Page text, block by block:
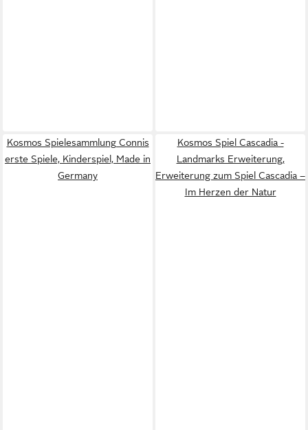
Kosmos Spielesammlung Connis
erste Spiele, Kinderspiel, Made in
Germany
Kosmos Spiel Cascadia -
Landmarks Erweiterung,
Erweiterung zum Spiel Cascadia –
Im Herzen der Natur